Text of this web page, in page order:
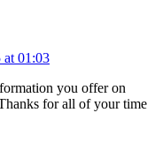
at 01:03
you offer on
for all of your time